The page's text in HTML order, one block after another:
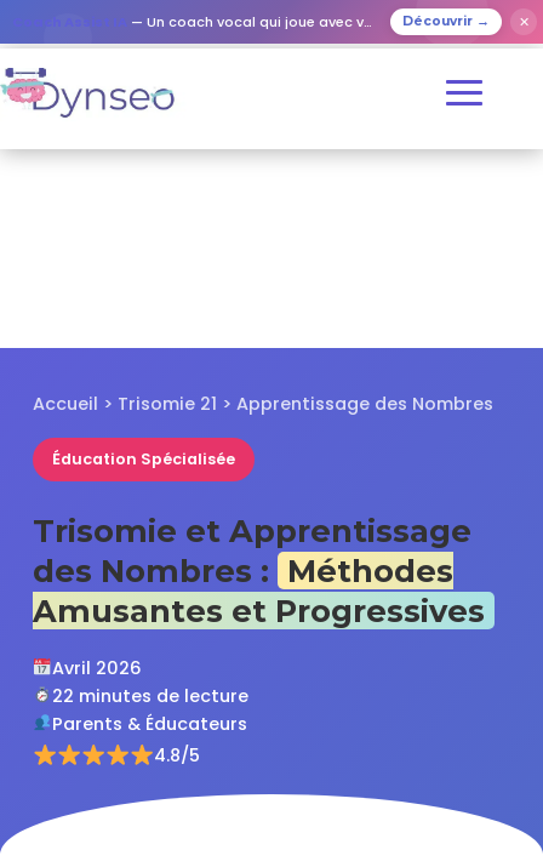
Coach Assist IA — Un coach vocal qui joue avec vos proches Découvrir → ✕
Accueil > Trisomie 21 > Apprentissage des Nombres
Éducation Spécialisée
Trisomie et Apprentissage
des Nombres : Méthodes
Amusantes et Progressives
Avril 2026
22 minutes de lecture
Parents & Éducateurs
4.8/5